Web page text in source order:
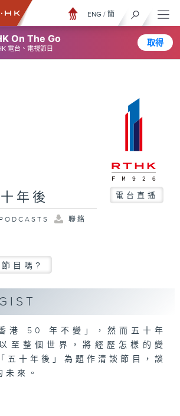
On The Go
電台、電視節目
取得
ENG / 簡
年後 電台直播
PODCASTS 聯絡
目嗎?
港 50 年不變」，然而五十年
至整個世界，將經歷怎樣的變
五十年後」為題作清談節目，談
未來。